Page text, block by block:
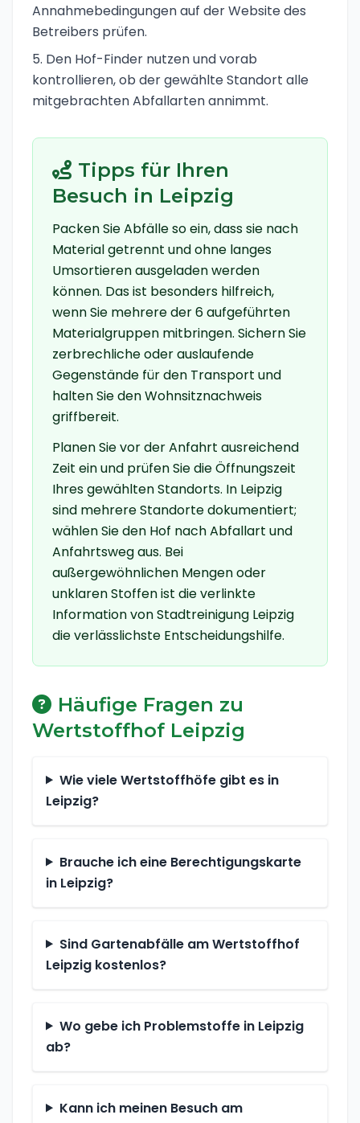
Annahmebedingungen auf der Website des
Betreibers prüfen.
Den Hof-Finder nutzen und vorab
kontrollieren, ob der gewählte Standort alle
mitgebrachten Abfallarten annimmt.
Tipps für Ihren
Besuch in Leipzig
Packen Sie Abfälle so ein, dass sie nach
Material getrennt und ohne langes
Umsortieren ausgeladen werden
können. Das ist besonders hilfreich,
wenn Sie mehrere der6aufgeführten
Materialgruppen mitbringen. Sichern Sie
zerbrechliche oder auslaufende
Gegenstände für den Transport und
halten Sie den Wohnsitznachweis
griffbereit.
Planen Sie vor der Anfahrt ausreichend
Zeit ein und prüfen Sie die Öffnungszeit
Ihres gewählten Standorts. In Leipzig
sind mehrere Standorte dokumentiert;
wählen Sie den Hof nach Abfallart und
Anfahrtsweg aus. Bei
außergewöhnlichen Mengen oder
unklaren Stoffen ist die verlinkte
Information vonStadtreinigung Leipzig
die verlässlichste Entscheidungshilfe.
Häufige Fragen zu
Wertstoffhof Leipzig
Wie viele Wertstoffhöfe gibt es in
Leipzig?
Brauche ich eine Berechtigungskarte
in Leipzig?
Sind Gartenabfälle am Wertstoffhof
Leipzig kostenlos?
Wo gebe ich Problemstoffe in Leipzig
ab?
Kann ich meinen Besuch am